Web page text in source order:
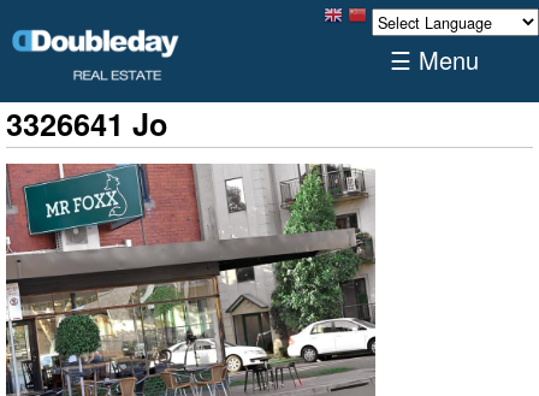
☰ Menu
3326641 Jo